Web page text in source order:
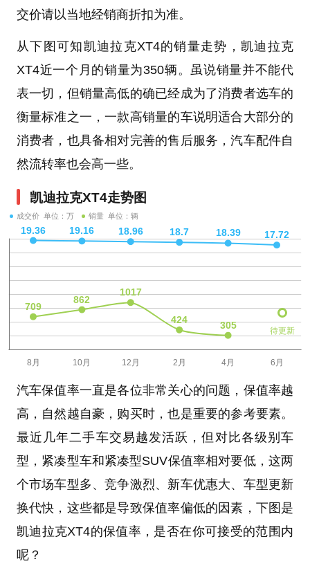
交价请以当地经销商折扣为准。
从下图可知凯迪拉克XT4的销量走势，凯迪拉克
XT4近一个月的销量为350辆。虽说销量并不能代
表一切，但销量高低的确已经成为了消费者选车的
衡量标准之一，一款高销量的车说明适合大部分的
消费者，也具备相对完善的售后服务，汽车配件自
然流转率也会高一些。
凯迪拉克XT4走势图
成交价 单位：万 销量 单位：辆
待更新
汽车保值率一直是各位非常关心的问题，保值率越
高，自然越自豪，购买时，也是重要的参考要素。
最近几年二手车交易越发活跃，但对比各级别车
型，紧凑型车和紧凑型SUV保值率相对要低，这两
个市场车型多、竞争激烈、新车优惠大、车型更新
换代快，这些都是导致保值率偏低的因素，下图是
凯迪拉克XT4的保值率，是否在你可接受的范围内
呢？